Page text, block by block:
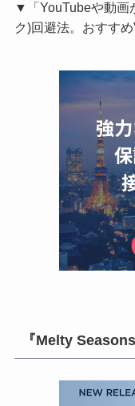
▼「YouTubeや動画
ク)回避法。おすす
『Melty